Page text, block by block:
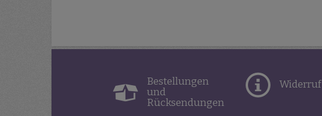
Bestellungen
und
Rücksendungen
Widerruf